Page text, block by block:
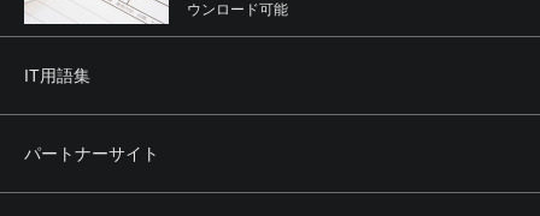
ウンロード可能
IT用語集
パートナーサイト